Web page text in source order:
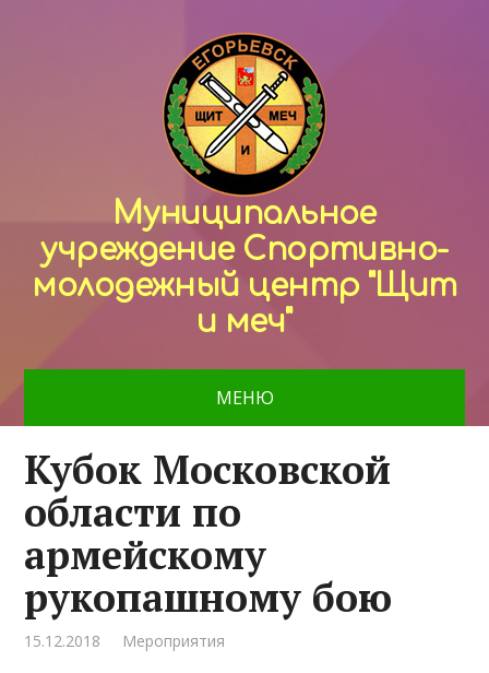
Муниципальное
учреждение Спортивно-
молодежный центр "Щит
и меч"
МЕНЮ
Кубок Московской
области по
армейскому
рукопашному бою
15.12.2018 Мероприятия